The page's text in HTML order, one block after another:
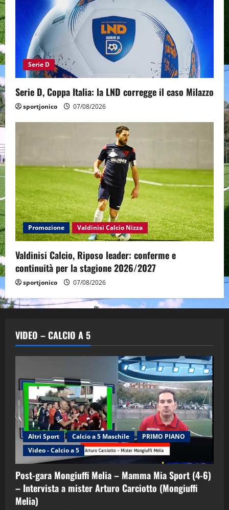
Serie D
Serie D, Coppa Italia: la LND corregge il caso Milazzo
sportjonico 07/08/2026
Promozione Valdinisi Calcio Nizza
Valdinisi Calcio, Riposo leader: conferme e
continuità per la stagione 2026/2027
sportjonico 07/08/2026
VIDEO – CALCIO A 5
Altri Sport Calcio a 5 Maschile
PRIMO PIANO
Video - Calcio a 5
Post-gara Mongiuffi Melia – Mamma Mia Sport (4-6)
– Intervista a mister Arturo Carciotto (Mongiuffi
Melia)